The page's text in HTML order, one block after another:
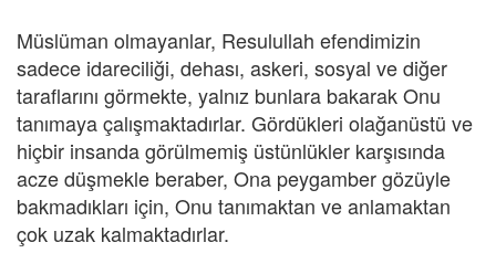
Müslüman olmayanlar, Resulullah efendimizin
sadece idareciliği, dehası, askeri, sosyal ve diğer
taraflarını görmekte, yalnız bunlara bakarak Onu
tanımaya çalışmaktadırlar. Gördükleri olağanüstü ve
hiçbir insanda görülmemiş üstünlükler karşısında
acze düşmekle beraber, Ona peygamber gözüyle
bakmadıkları için, Onu tanımaktan ve anlamaktan
çok uzak kalmaktadırlar.